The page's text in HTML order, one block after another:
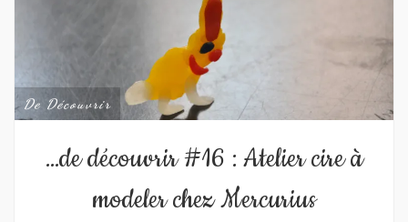
De Découvrir
…de découvrir #16 : Atelier cire à
modeler chez Mercurius